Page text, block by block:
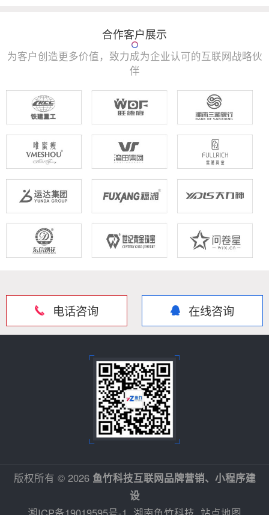
合作客户展示
为客户创造更多价值，致力成为企业认可的互联网战略伙
伴
电话咨询 在线咨询
版权所有 © 2026 鱼竹科技互联网品牌营销、小程序建
设